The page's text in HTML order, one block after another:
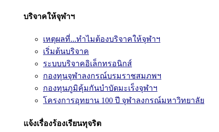
บริจาคให้จุฬาฯ
เหตุผลที่...ทำไมต้องบริจาคให้จุฬาฯ
เริ่มต้นบริจาค
ระบบบริจาคอิเล็กทรอนิกส์
กองทุนจุฬาลงกรณ์บรมราชสมภพฯ
กองทุนภูมิคุ้มกันบำบัดมะเร็งจุฬาฯ
โครงการอุทยาน 100 ปี จุฬาลงกรณ์มหาวิทยาลัย
แจ้งเรื่องร้องเรียนทุจริต